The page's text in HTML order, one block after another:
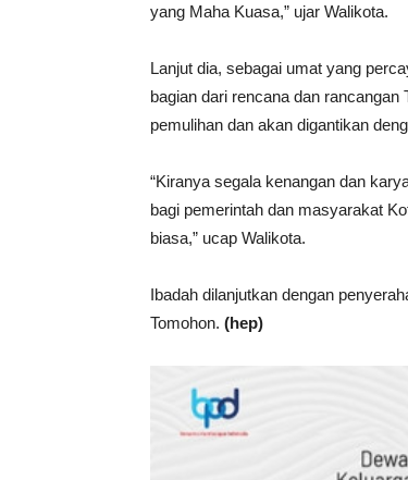
yang Maha Kuasa,” ujar Walikota.
Lanjut dia, sebagai umat yang
bagian dari rencana dan
pemulihan dan akan digantikan
“Kiranya segala kenangan dan
bagi pemerintah dan masyarakat
biasa,” ucap Walikota.
Ibadah dilanjutkan dengan
Tomohon. (hep)